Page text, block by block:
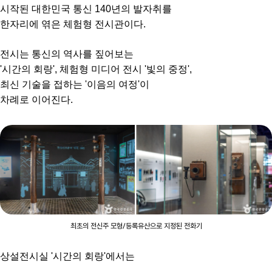
시작된 대한민국 통신 140년의 발자취를
한자리에 엮은 체험형 전시관이다.
전시는 통신의 역사를 짚어보는
'시간의 회랑', 체험형 미디어 전시 '빛의 중정',
최신 기술을 접하는 '이음의 여정'이
차례로 이어진다.
최초의 전신주 모형/등록유산으로 지정된 전화기
상설전시실 '시간의 회랑'에서는